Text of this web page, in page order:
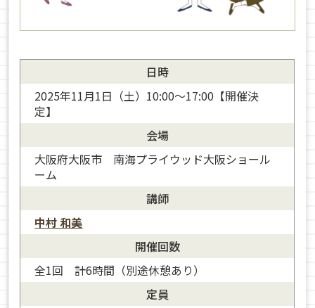
日時
2025年11月1日（土）10:00～17:00【開催決
定】
会場
大阪府大阪市 南海プライウッド大阪ショール
ーム
講師
中村 和美
開催回数
全1回 計6時間（別途休憩あり）
定員